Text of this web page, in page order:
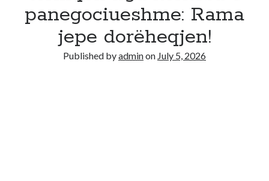
Recent Comments
No comments to show.
panegociueshme: Rama
jepe dorëheqjen!
Published byadminon July 5, 2026